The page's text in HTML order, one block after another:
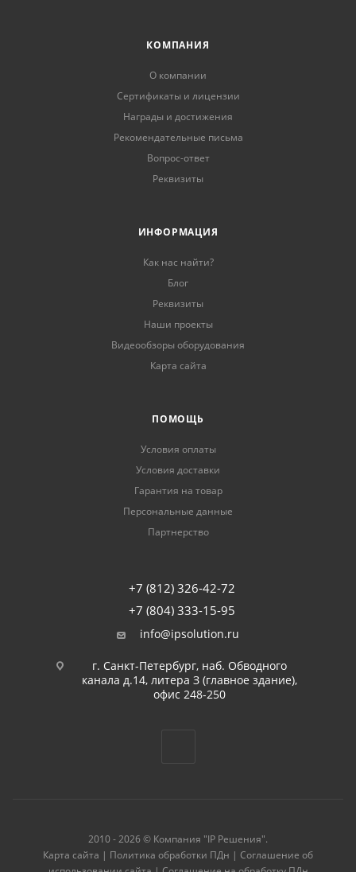
КОМПАНИЯ
О компании
Сертификаты и лицензии
Награды и достижения
Рекомендательные письма
Вопрос-ответ
Реквизиты
ИНФОРМАЦИЯ
Как нас найти?
Блог
Реквизиты
Наши проекты
Видеообзоры оборудования
Карта сайта
ПОМОЩЬ
Условия оплаты
Условия доставки
Гарантия на товар
Персональные данные
Партнерство
+7 (812) 326-42-72
+7 (804) 333-15-95
info@ipsolution.ru
г. Санкт-Петербург, наб. Обводного
канала д.14, литера З (главное здание),
офис 248-250
2010 - 2026 © Компания "IP Решения".
Карта сайта | Политика обработки ПДн | Соглашение об